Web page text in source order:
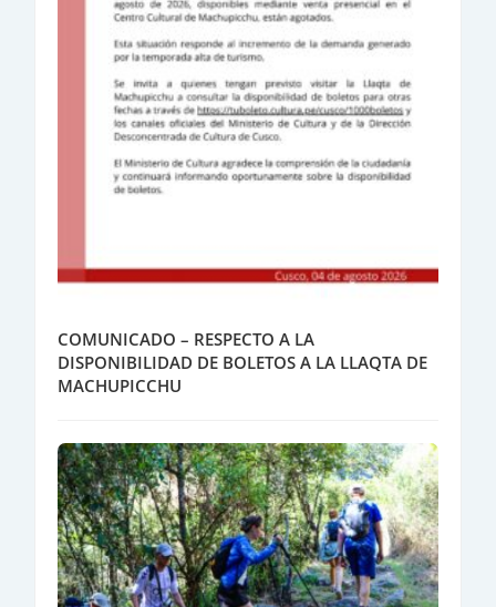
COMUNICADO – RESPECTO A LA
DISPONIBILIDAD DE BOLETOS A LA LLAQTA DE
MACHUPICCHU